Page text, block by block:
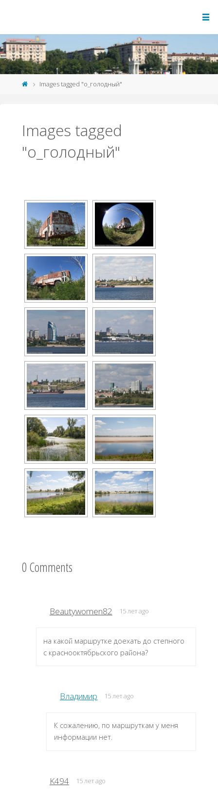
Images tagged "о_голодный"
Images tagged
"о_голодный"
0 Comments
Beautywomen82 15 лет ago
на какой маршрутке доехать до степного
с краснооктябрьского района?
Владимир 15 лет ago
К сожалению, по маршруткам у меня
информации нет.
K494 15 лет ago